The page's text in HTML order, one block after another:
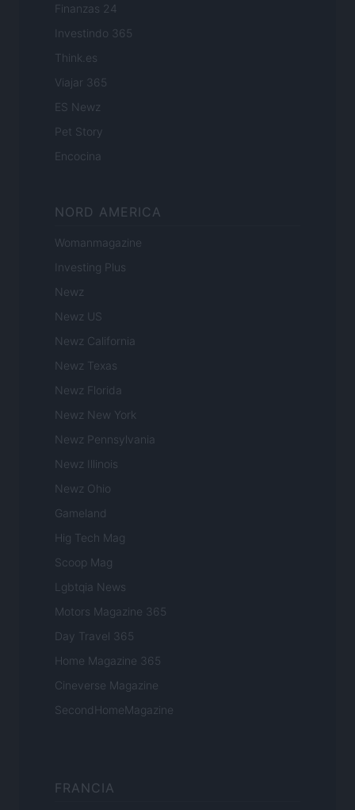
Finanzas 24
Investindo 365
Think.es
Viajar 365
ES Newz
Pet Story
Encocina
NORD AMERICA
Womanmagazine
Investing Plus
Newz
Newz US
Newz California
Newz Texas
Newz Florida
Newz New York
Newz Pennsylvania
Newz Illinois
Newz Ohio
Gameland
Hig Tech Mag
Scoop Mag
Lgbtqia News
Motors Magazine 365
Day Travel 365
Home Magazine 365
Cineverse Magazine
SecondHomeMagazine
FRANCIA